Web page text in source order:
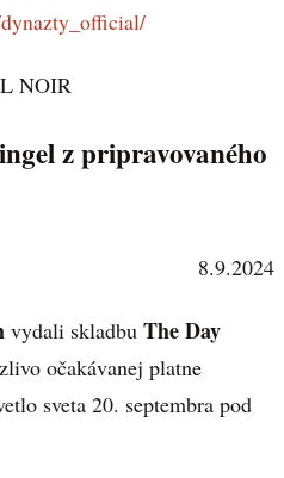
NOIR
z pripravovaného
8.9.2024
vydali skladbu The Day
očakávanej platne
sveta 20. septembra pod